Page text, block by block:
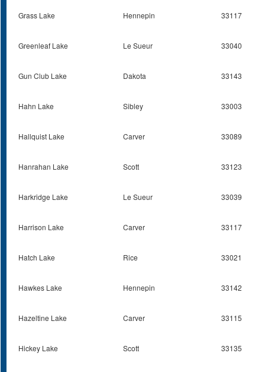
Grass Lake Hennepin 33117
Greenleaf Lake Le Sueur 33040
Gun Club Lake Dakota 33143
Hahn Lake Sibley 33003
Hallquist Lake Carver 33089
Hanrahan Lake Scott 33123
Harkridge Lake Le Sueur 33039
Harrison Lake Carver 33117
Hatch Lake Rice 33021
Hawkes Lake Hennepin 33142
Hazeltine Lake Carver 33115
Hickey Lake Scott 33135